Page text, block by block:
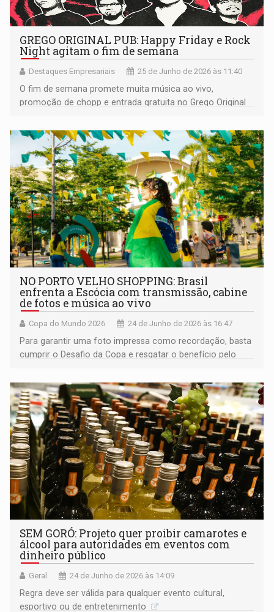
GREGO ORIGINAL PUB: Happy Friday e Rock
Night agitam o fim de semana
Destaques Empresariais 25 de Junho de 2026 às 11:40
O fim de semana promete muita música ao vivo,
promoção de chopp e entrada gratuita no Grego Original
NO PORTO VELHO SHOPPING: Brasil
enfrenta a Escócia com transmissão, cabine
de fotos e música ao vivo
Copa do Mundo 2026 24 de Junho de 2026 às 16:47
Para garantir uma foto impressa como recordação, basta
cumprir o Desafio da Copa e resgatar o benefício pelo
SEM GORÓ: Projeto quer proibir camarotes e
álcool para autoridades em eventos com
dinheiro público
Geral 24 de Junho de 2026 às 14:09
Regra deve ser válida para qualquer evento cultural,
esportivo ou de entretenimento